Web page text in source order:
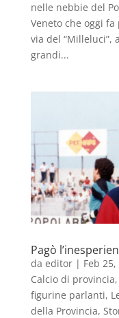
nelle nebbie del
Veneto che oggi
via del “Milleluci”,
grandi...
Pagò
da editor| Feb
Calcio di provincia,
figurine parlanti,
della Provincia,